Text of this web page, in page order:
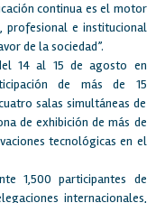
continua es el motor
profesional e institucional
de la sociedad”.
14 al 15 de agosto en
de más de 15
salas simultáneas de
de exhibición de más de
tecnológicas en el
1,500 participantes de
internacionales,